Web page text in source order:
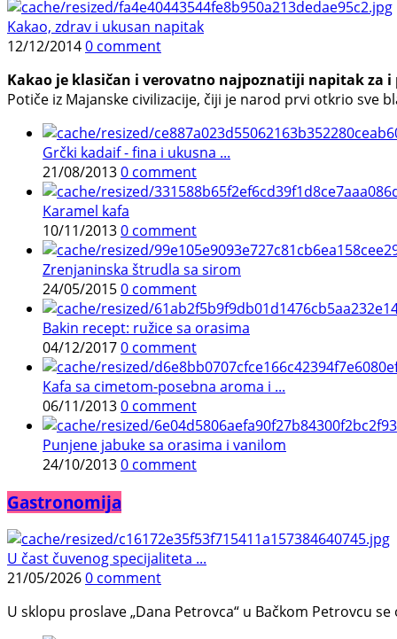
Kakao, zdrav i ukusan napitak
12/12/20140 comment
Kakao je klasičan i verovatno najpoznatiji napitak za
Potiče iz Majanske civilizacije, čiji je narod prvi otkrio sve
Grčki kadaif - fina i ukusna ...
21/08/20130 comment
Karamel kafa
10/11/20130 comment
Zrenjaninska štrudla sa sirom
24/05/20150 comment
Bakin recept: ružice sa orasima
04/12/20170 comment
Kafa sa cimetom-posebna aroma i ...
06/11/20130 comment
Punjene jabuke sa orasima i vanilom
24/10/20130 comment
Gastronomija
U čast čuvenog specijaliteta ...
21/05/20260 comment
U sklopu proslave „Dana Petrovca“ u Bačkom Petrovcu